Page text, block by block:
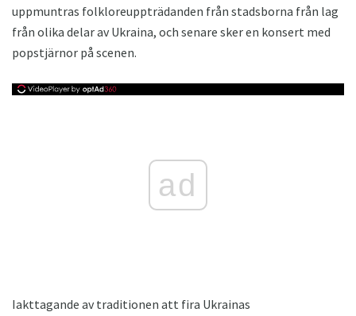
uppmuntras folkloreuppträdanden från stadsborna från lag
från olika delar av Ukraina, och senare sker en konsert med
popstjärnor på scenen.
ad
Iakttagande av traditionen att fira Ukrainas